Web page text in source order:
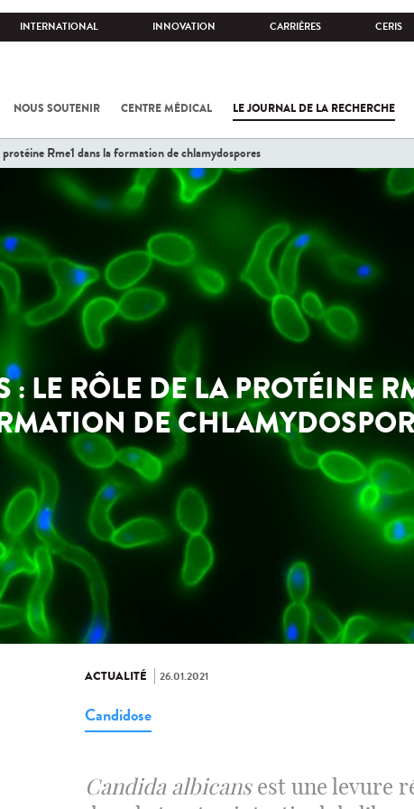
INTERNATIONAL INNOVATION CARRIÈRES CERIS
NOUS SOUTENIR CENTRE MÉDICAL LE JOURNAL DE LA RECHERCHE
Rme1 dans la formation de chlamydospores
LE RÔLE DE LA PROTÉINE
DE
ACTUALITÉ 26.01.2021
Candidose
Candida albicans est une levure